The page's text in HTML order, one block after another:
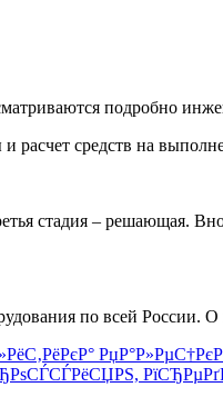
подробно
расчет средств на
стадия – решающая.
по всей России.